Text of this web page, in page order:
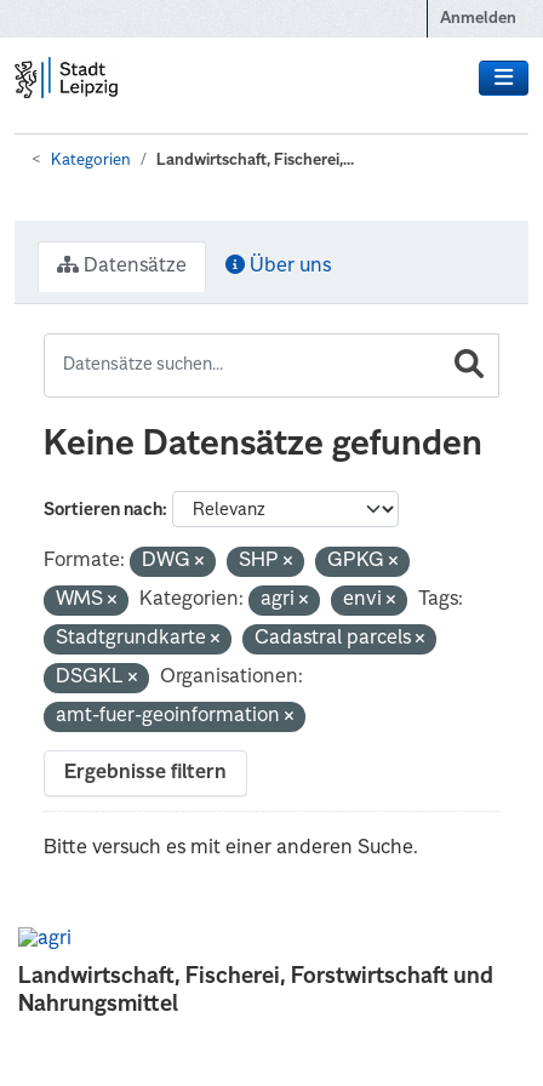
Anmelden
Kategorien Landwirtschaft, Fischerei,...
Landwirtschaft, Fischerei, Forstwirtschaft und
Nahrungsmittel
Datensätze Über uns
Keine Datensätze gefunden
Sortieren nach
Formate: DWG SHP
GPKG
WMS
Kategorien: agri envi
Tags:
Stadtgrundkarte
Cadastral parcels
DSGKL
Organisationen:
amt-fuer-geoinformation
Ergebnisse filtern
Bitte versuch es mit einer anderen Suche.